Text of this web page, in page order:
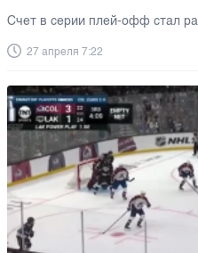
Счет в серии плей-офф стал
27 апреля 7:22